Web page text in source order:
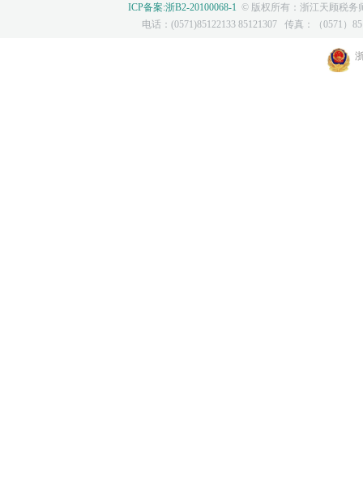
ICP备案:浙B2-20100068-1 © 版权所有：浙江天顾税务
电话：(0571)85122133 85121307 传真：（0571）